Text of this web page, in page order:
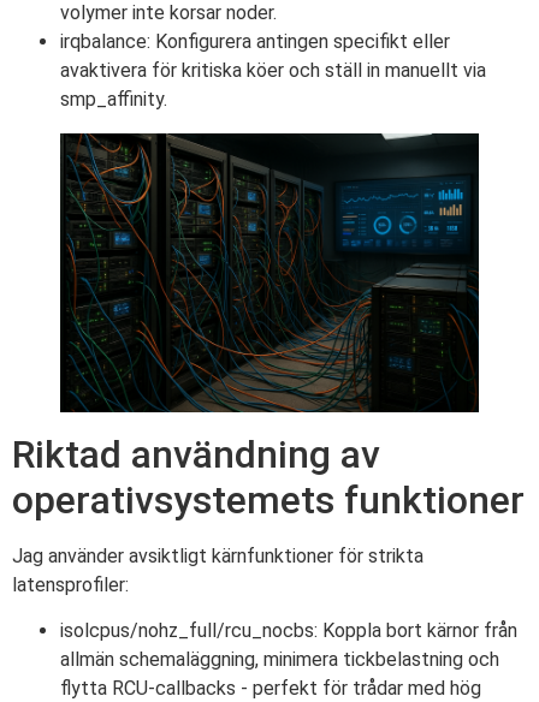
volymer inte korsar noder.
irqbalance: Konfigurera antingen specifikt eller
avaktivera för kritiska köer och ställ in manuellt via
smp_affinity.
Riktad användning av
operativsystemets funktioner
Jag använder avsiktligt kärnfunktioner för strikta
latensprofiler:
isolcpus/nohz_full/rcu_nocbs: Koppla bort kärnor från
allmän schemaläggning, minimera tickbelastning och
flytta RCU-callbacks - perfekt för trådar med hög